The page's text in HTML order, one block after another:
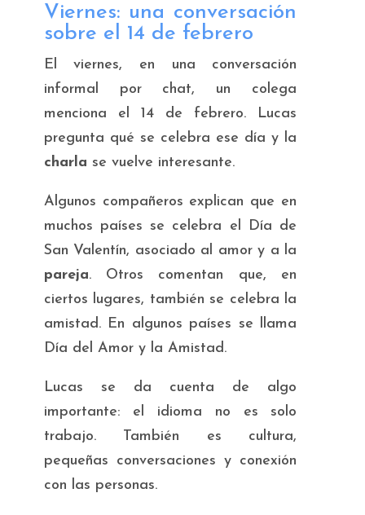
Viernes: una conversación
sobre el 14 de febrero
El viernes, en una conversación
informal por chat, un colega
menciona el 14 de febrero. Lucas
pregunta qué se celebra ese día y la
charla se vuelve interesante.
Algunos compañeros explican que en
muchos países se celebra el Día de
San Valentín, asociado al amor y a la
pareja. Otros comentan que, en
ciertos lugares, también se celebra la
amistad. En algunos países se llama
Día del Amor y la Amistad.
Lucas se da cuenta de algo
importante: el idioma no es solo
trabajo. También es cultura,
pequeñas conversaciones y conexión
con las personas.